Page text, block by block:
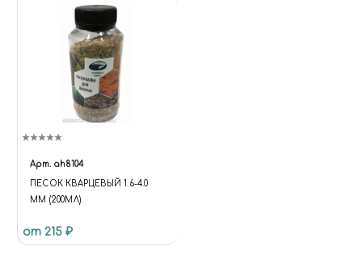
Арт. ah8104
ПЕСОК КВАРЦЕВЫЙ 1.6-4.0
ММ (200МЛ)
от 215 ₽